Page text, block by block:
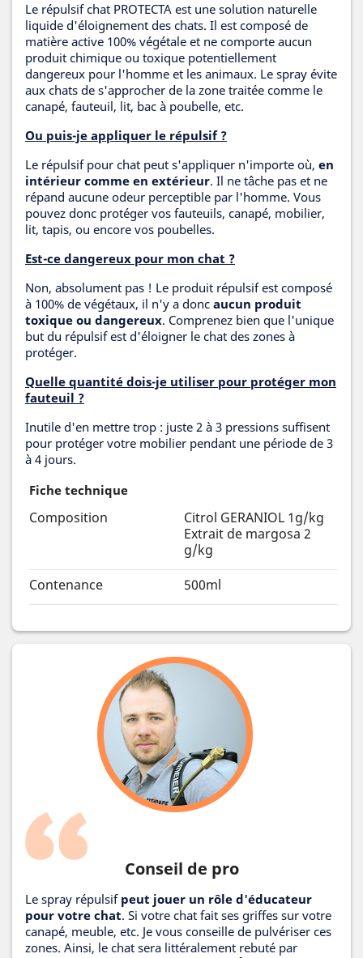
Le répulsif chat PROTECTA est une solution naturelle
liquide d'éloignement des chats. Il est composé de
matière active 100% végétale et ne comporte aucun
produit chimique ou toxique potentiellement
dangereux pour l'homme et les animaux. Le spray évite
aux chats de s'approcher de la zone traitée comme le
canapé, fauteuil, lit, bac à poubelle, etc.
Ou puis-je appliquer le répulsif ?
Le répulsif pour chat peut s'appliquer n'importe où, en
intérieur comme en extérieur. Il ne tâche pas et ne
répand aucune odeur perceptible par l'homme. Vous
pouvez donc protéger vos fauteuils, canapé, mobilier,
lit, tapis, ou encore vos poubelles.
Est-ce dangereux pour mon chat ?
Non, absolument pas ! Le produit répulsif est composé
à 100% de végétaux, il n'y a donc aucun produit
toxique ou dangereux. Comprenez bien que l'unique
but du répulsif est d'éloigner le chat des zones à
protéger.
Quelle quantité dois-je utiliser pour protéger mon
fauteuil ?
Inutile d'en mettre trop : juste 2 à 3 pressions suffisent
pour protéger votre mobilier pendant une période de 3
à 4 jours.
Fiche technique
Composition
Citrol GERANIOL 1g/kg
Extrait de margosa 2
g/kg
Contenance
500ml
Conseil de pro
Le spray répulsif peut jouer un rôle d'éducateur
pour votre chat. Si votre chat fait ses griffes sur votre
canapé, meuble, etc. Je vous conseille de pulvériser ces
zones. Ainsi, le chat sera littéralement rebuté par